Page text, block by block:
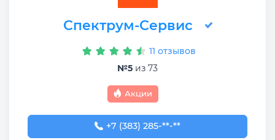
Спектрум-Сервис
11 отзывов
№5 из 73
Акции
+7 (383) 285-96-21
+7 (383) 285-**-**